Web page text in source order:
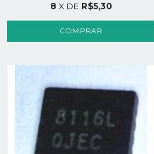
8 X DE R$5,30